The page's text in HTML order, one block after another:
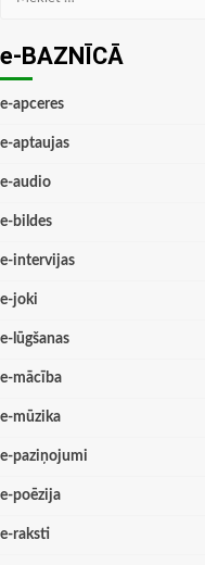
e-BAZNĪCĀ
e-apceres
e-aptaujas
e-audio
e-bildes
e-intervijas
e-joki
e-lūgšanas
e-mācība
e-mūzika
e-paziņojumi
e-poēzija
e-raksti